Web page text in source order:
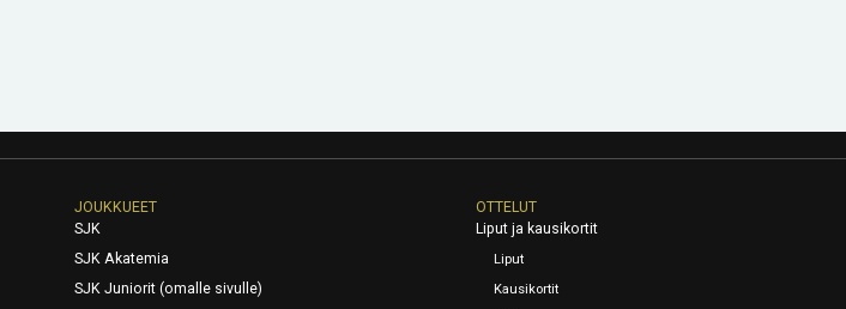
JOUKKUEET
SJK
SJK Akatemia
SJK Juniorit (omalle sivulle)
OTTELUT
Liput ja kausikortit
Liput
Kausikortit